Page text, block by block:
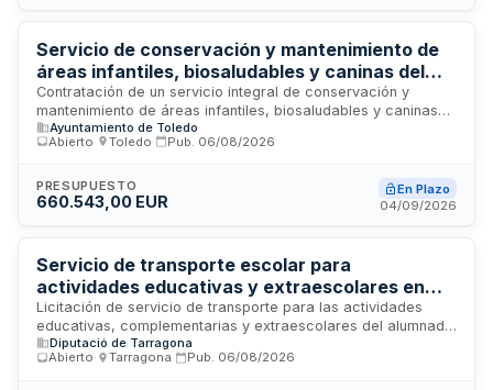
desplazamientos, accesibilidad y seguridad vial.
Servicio de conservación y mantenimiento de
áreas infantiles, biosaludables y caninas del
Ayuntamiento de Toledo
Contratación de un servicio integral de conservación y
mantenimiento de áreas infantiles, biosaludables y caninas
gestionadas por el Ayuntamiento de Toledo. El contrato
comprende trabajos de limpieza, conservación preventiva y
público destinadas al esparcimiento y actividades de la
ciudadanía. La prestación se ejecutará durante dos años en
Ayuntamiento de Toledo
Abierto
Toledo Pub. 06/08/2026
PRESUPUESTO
660.543,00 EUR
En Plazo
04/09/2026
Servicio de transporte escolar para
actividades educativas y extraescolares en
centros de educación especial de la Diputación
de Tarragona
Licitación de servicio de transporte para las actividades
educativas, complementarias y extraescolares del alumnado
de tres centros de educación especial dependientes de la
Diputación de Tarragona. El servicio incluye desplazamientos
Diputació de Tarragona
Abierto
Tarragona Pub. 06/08/2026